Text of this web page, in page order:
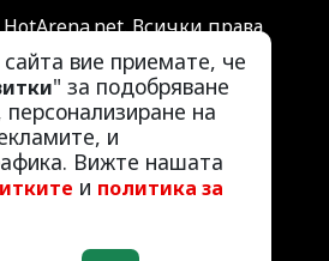
вие приемате, че
" за подобряване
на
и
Вижте нашата
и политика за
Всички права
запазени.
РЕКЛАМА
КОНТАКТИ
УСЛОВИЯ
ЗА ПОВЕРИТЕЛНОСТ
ЗА БИСКВИТКИТЕ